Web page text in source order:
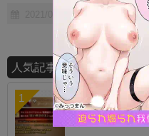
2021/05/09
人気記事ランキング
【朗報】オルタ